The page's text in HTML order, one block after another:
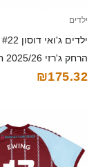
ילדים
הרחק ג'רזי 2025/26 חולצה קצרה
₪175.32